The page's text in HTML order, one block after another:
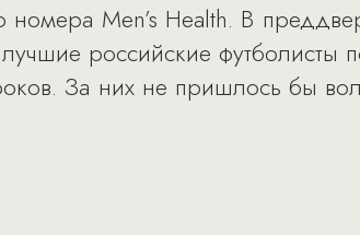
Men’s Health. В
российские футболисты
За них не пришлось бы